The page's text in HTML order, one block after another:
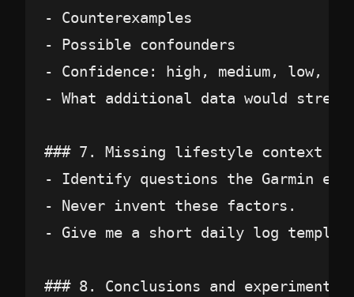
- Counterexamples
- Possible confounders
- Confidence: high, medium, low,
- What additional data would
### 7. Missing lifestyle context
- Identify questions the Garmin
- Never invent these factors.
- Give me a short daily log
### 8. Conclusions and experiments